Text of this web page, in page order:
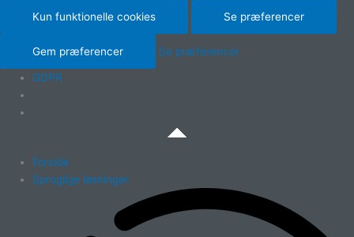
Kun funktionelle cookies Se præferencer
Gem præferencer Se præferencer
GDPR
Forside
Sproglige løsninger